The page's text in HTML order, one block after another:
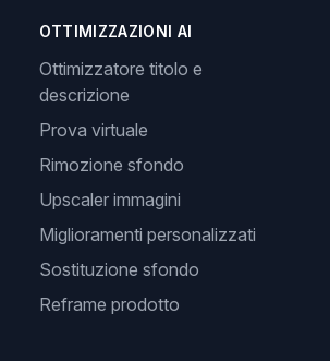
OTTIMIZZAZIONI AI
Ottimizzatore titolo e
descrizione
Prova virtuale
Rimozione sfondo
Upscaler immagini
Miglioramenti personalizzati
Sostituzione sfondo
Reframe prodotto